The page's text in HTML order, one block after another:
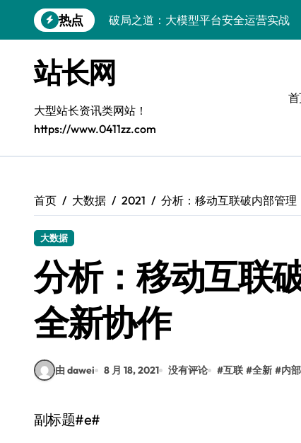
到
热点
破局之道：大模型平台安全运营实战
VR创业新路径：模式创新与平台化双轮
容器智能编排：释放服务器极致效能
模式革新驱动：平台生态创业实战指南
跨界融合，驱动技术创新新生态
鸿蒙建站效能跃升：优化策略与工具
站长网
大型站长资讯类网站！
https://www.0411zz.com
首页 大数据 2021 分析：移动互联破内部管
大数据
分析：移动互联
全新协作
由 dawei 8 月 18, 2021 没有评论 #互联 #全新 #内
副标题#e#